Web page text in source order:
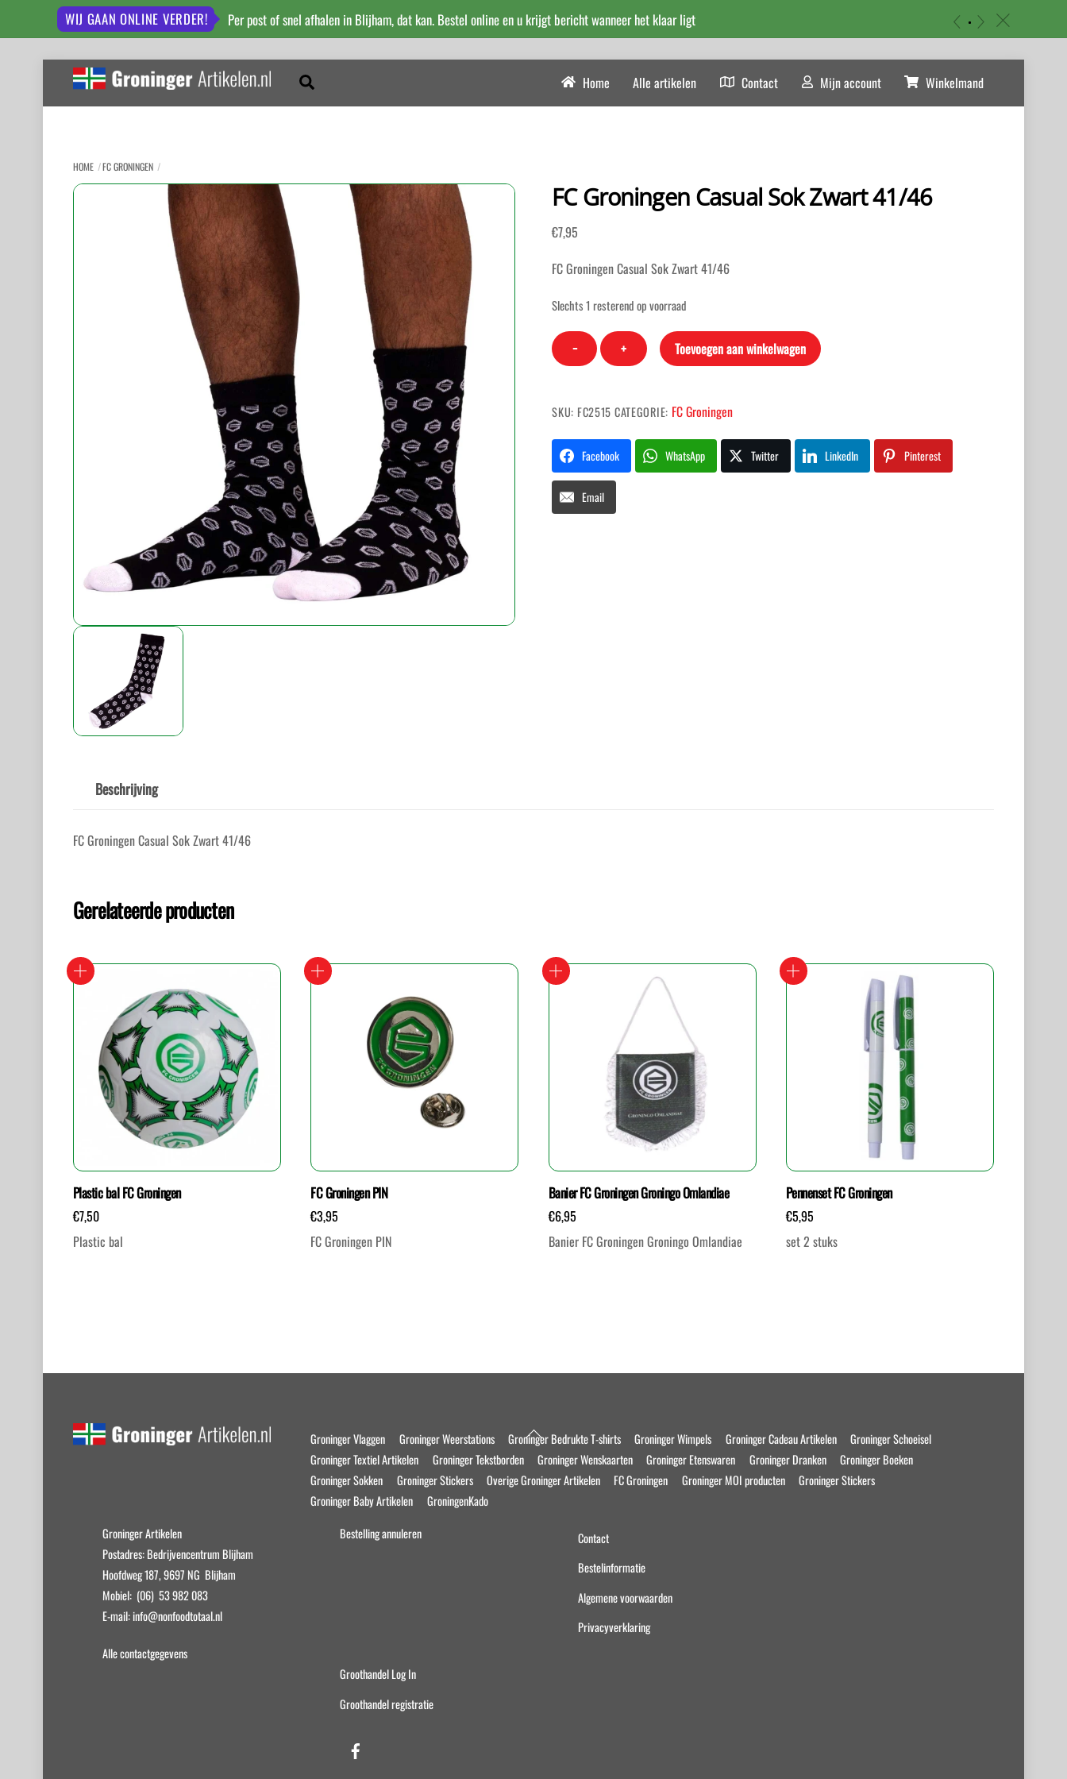
WIJ GAAN ONLINE VERDER! Per post of snel afhalen in Blijham, dat kan. Bestel online en u krijgt bericht wanneer het klaar ligt c
Home Alle artikelen Contact Mijn account Winkelmand
HOME FC GRONINGEN
FC Groningen Casual Sok Zwart 41/46
€7,95
FC Groningen Casual Sok Zwart 41/46
Slechts 1 resterend op voorraad
−
FC
Groningen
Zwart
41/46
aantal
+ Toevoegen aan winkelwagen
SKU: FC2515 CATEGORIE: FC Groningen
Facebook WhatsApp Twitter LinkedIn Pinterest
Email
Beschrijving
FC Groningen Casual Sok Zwart 41/46
Gerelateerde producten
Plastic bal FC Groningen
€7,50
Plastic bal
FC Groningen PIN
€3,95
FC Groningen PIN
Banier FC Groningen Groningo Omlandiae
€6,95
Banier FC Groningen Groningo Omlandiae
Pennenset FC Groningen
€5,95
set 2 stuks
Back
To
Groninger Vlaggen Groninger Weerstations Groninger Bedrukte T-shirts Groninger Wimpels Groninger Cadeau Artikelen
Groninger Schoeisel
Groninger Textiel Artikelen
Groninger Tekstborden Groninger Wenskaarten Groninger Etenswaren Groninger Dranken
Groninger Boeken
Groninger Sokken
Groninger Stickers Overige Groninger Artikelen FC Groningen Groninger MOI producten
Groninger Stickers
Groninger Baby Artikelen
GroningenKado
Groninger Artikelen
Postadres: Bedrijvencentrum Blijham
Hoofdweg 187, 9697 NG Blijham
Mobiel: (06) 53 982 083
E-mail: info@nonfoodtotaal.nl
Alle contactgegevens
Bestelling annuleren
Contact
Bestelinformatie
Algemene voorwaarden
Privacyverklaring
Groothandel Log In
Groothandel registratie